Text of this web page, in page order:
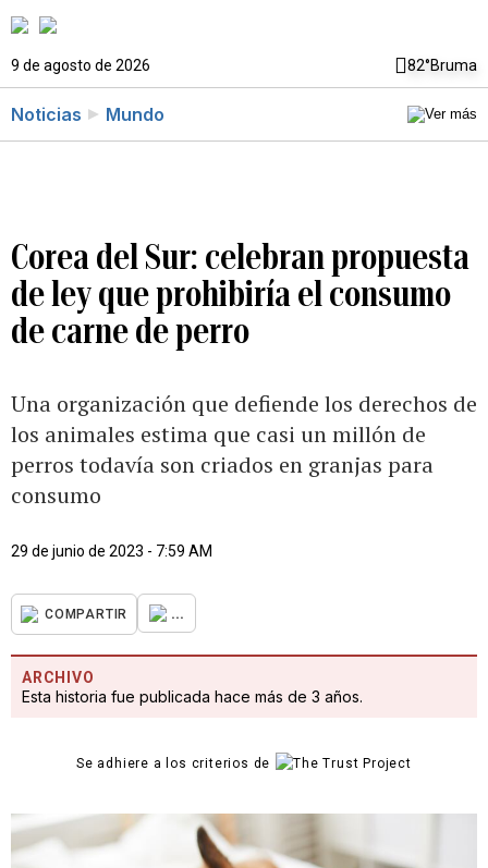
9 de agosto de 2026 82°Bruma
Noticias Mundo
Corea del Sur: celebran propuesta
de ley que prohibiría el consumo
de carne de perro
Una organización que defiende los derechos de
los animales estima que casi un millón de
perros todavía son criados en granjas para
consumo
29 de junio de 2023 - 7:59 AM
COMPARTIR ...
ARCHIVO
Esta historia fue publicada hace más de 3 años.
Se adhiere a los criterios de